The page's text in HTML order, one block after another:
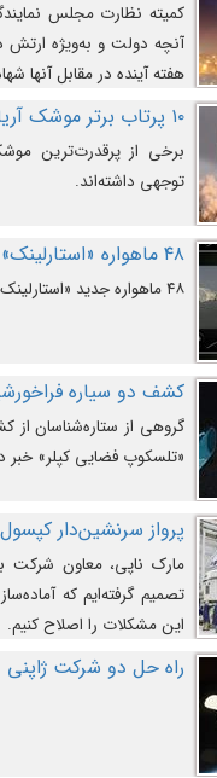
کمیته نظارت مجلس
آنچه دولت و به‌ویژه ارتش
هفته آینده در مقابل آنها
۱۰ پرتاب برتر موشک آریان ۵ در تمام ادوار
برخی از پرقدرت‌ترین
توجهی داشته‌اند.
۴۸ ماهواره «استارلینک» به مدار زمین پرتاب شدند
۴۸ ماهواره جدید «استارلینک» در جدیدترین پرتاب شرکت «اسپیس‌ایکس» به مدار زمین رفتند.
کشف دو سیاره
گروهی از ستاره‌شناسان از
«تلسکوپ فضایی کپلر» خبر
پرواز سرنشین‌دار کپسول
مارک ناپی، معاون شرکت
تصمیم گرفته‌ایم که
این مشکلات را اصلاح کنیم.
راه حل دو شرکت ژاپنی